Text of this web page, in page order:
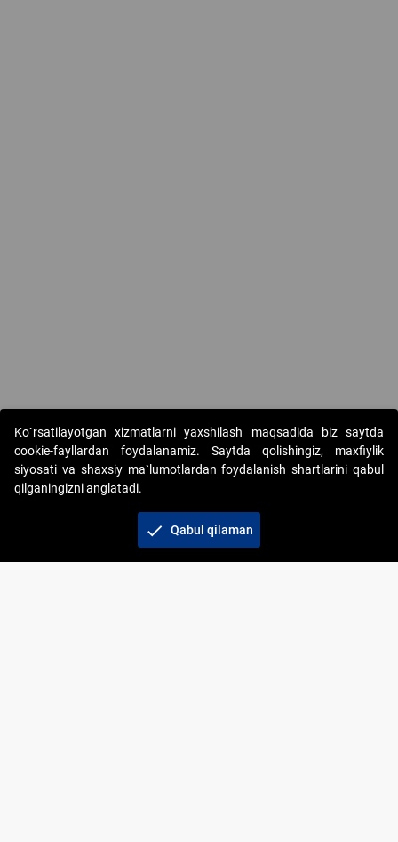
Copyright © 2017-2026. "Elektron onlayn-auksionlarni
tashkil etish" AJ. Barcha huquqlar himoyalangan
Ko`rsatilayotgan xizmatlarni yaxshilash maqsadida biz saytda
cookie-fayllardan foydalanamiz. Saytda qolishingiz, maxfiylik
siyosati va shaxsiy ma`lumotlardan foydalanish shartlarini qabul
qilganingizni anglatadi.
check Qabul qilaman